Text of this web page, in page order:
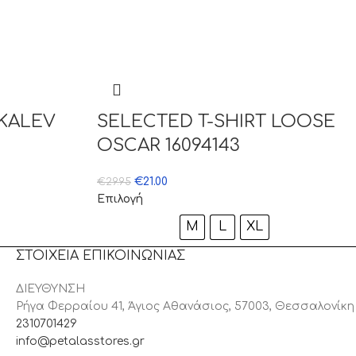
SELECTED T-SHIRT LOOSE
OSCAR 16094143
€29.95 €21.00
Επιλογή
M L XL
ΣΤΟΙΧΕΙΑ ΕΠΙΚΟΙΝΩΝΙΑΣ
ΔΙΕΥΘΥΝΣΗ
Ρήγα Φερραίου 41, Άγιος Αθανάσιος, 57003, Θεσσαλονίκη
2310701429
info@petalasstores.gr